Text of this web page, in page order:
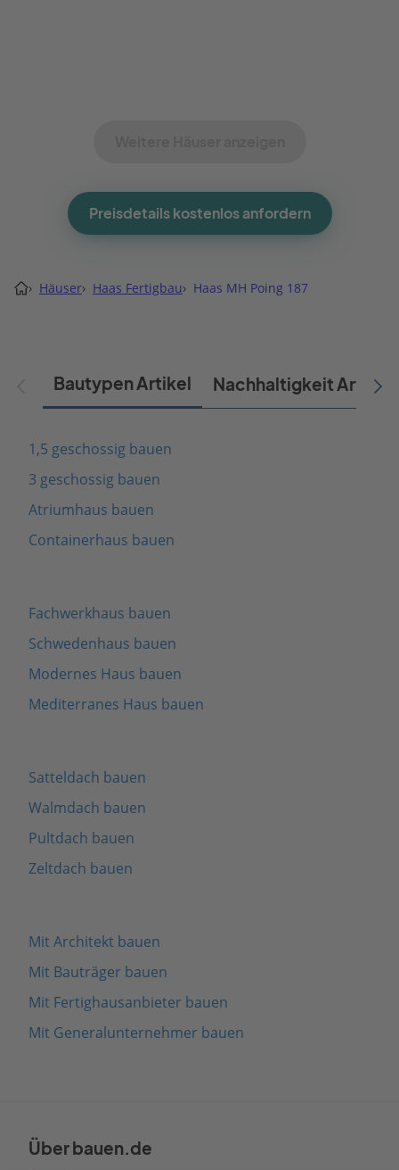
Preisdetails kostenlos anfordern
› Häuser› Haas Fertigbau› Haas MH Poing 187
Bautypen Artikel Nachhaltigkeit Artikel
1,5 geschossig bauen
3 geschossig bauen
Atriumhaus bauen
Containerhaus bauen
Fachwerkhaus bauen
Schwedenhaus bauen
Modernes Haus bauen
Mediterranes Haus bauen
Satteldach bauen
Walmdach bauen
Pultdach bauen
Zeltdach bauen
Mit Architekt bauen
Mit Bauträger bauen
Mit Fertighausanbieter bauen
Mit Generalunternehmer bauen
Über bauen.de